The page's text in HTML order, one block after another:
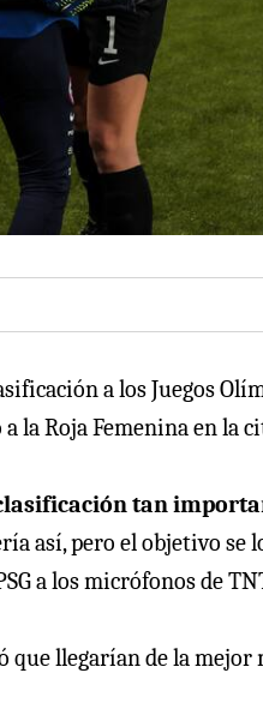
a los Juegos
la Roja Femenina en la
tan
así, pero el objetivo se
a los micrófonos de
llegarían de la mejor